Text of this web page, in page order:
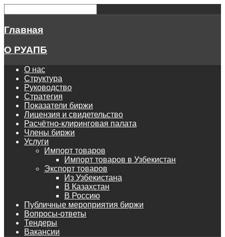
Главная
О РУАПБ
О нас
Структура
Руководство
Стратегия
Показатели биржи
Лицензия и свидетельство
Расчётно-клиринговая палата
Члены биржи
Услуги
Импорт товаров
Импорт товаров в Узбекистан
Экспорт товаров
Из Узбекистана
В Казахстан
В Россию
Публичные мероприятия биржи
Вопросы-ответы
Тендеры
Вакансии